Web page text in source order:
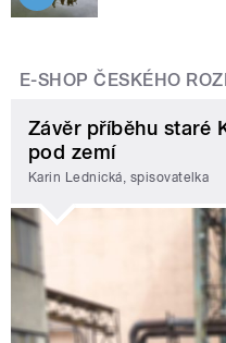
E-SHOP ČESKÉHO
Závěr příběhu staré
pod zemí
Karin Lednická, spisovatelka